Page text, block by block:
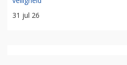
31 jul 26